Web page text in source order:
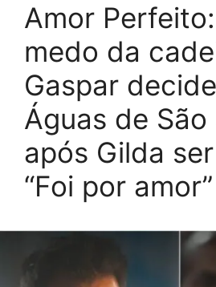
Amor
medo da
Gaspar
Águas de
após Gilda
“Foi por amor”